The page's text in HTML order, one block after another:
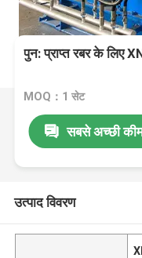
पुन: प्राप्त रबर के लिए
MOQ：1 सेट
सबसे अच्छी
उत्पाद विवरण